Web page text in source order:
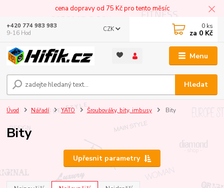
cena dopravy od 75 Kč pro tento měsíc
Menu
CZK
Hledat
+420 774 983 983
9-16 Hod
0 ks
za 0 Kč
Úvod Nářadí YATO Šroubováky, bity, imbusy Bity
Bity
Upřesnit parametry